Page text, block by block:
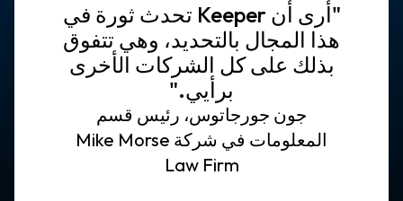
"أرى أن Keeper تحدث ثورة في
هذا المجال بالتحديد، وهي تتفوق
بذلك على كل الشركات الأخرى
برأيي."
جون جورجاتوس، رئيس قسم
المعلومات في شركة Mike Morse
Law Firm